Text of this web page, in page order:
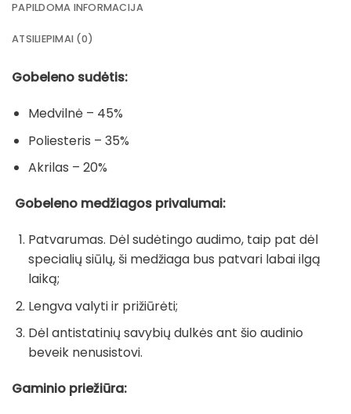
PAPILDOMA INFORMACIJA
ATSILIEPIMAI (0)
Gobeleno sudėtis:
Medvilnė – 45%
Poliesteris – 35%
Akrilas – 20%
Gobeleno medžiagos privalumai:
Patvarumas. Dėl sudėtingo audimo, taip pat dėl
specialių siūlų, ši medžiaga bus patvari labai ilgą
laiką;
Lengva valyti ir prižiūrėti;
Dėl antistatinių savybių dulkės ant šio audinio
beveik nenusistovi.
Gaminio priežiūra: